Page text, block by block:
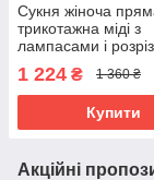
Сукня жіноча
трикотажна міді з
лампасами і
червона
1 224 ₴ 1 360 ₴
Купити
Акційні